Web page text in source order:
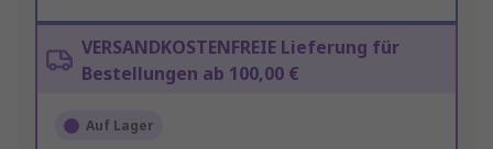
VERSANDKOSTENFREIE Lieferung für
Bestellungen ab 100,00 €
Auf Lager